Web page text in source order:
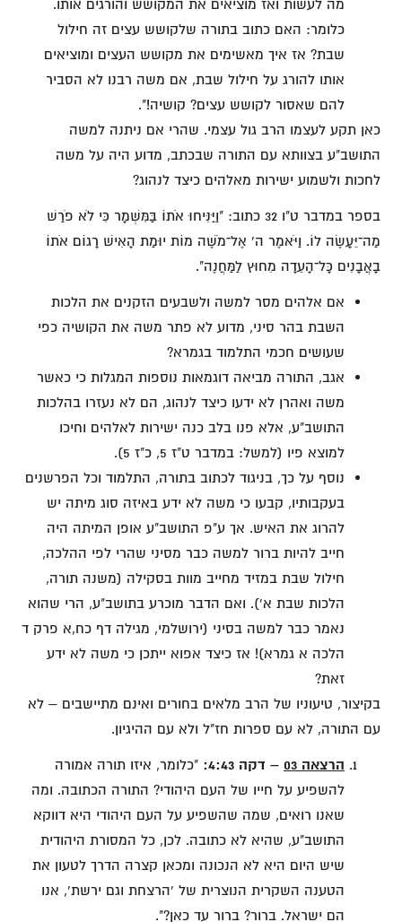
מה לעשות ואז מוציאים את המקושש והורגים אותו.
כלומר: האם כתוב בתורה שלקושש עצים זה חילול
שבת? אז איך מאשימים את מקושש העצים ומוציאים
אותו להורג על חילול שבת, אם משה רבנו לא הסביר
להם שאסור לקושש עצים? קושיה!".
כאן תקע לעצמו הרב גול עצמי. שהרי אם ניתנה למשה
התושב"ע בצוותא עם התורה שבכתב, מדוע היה על משה
לחכות ולשמוע ישירות מאלהים כיצד לנהוג?
בספר במדבר ט"ו 32 כתוב: "וַיַּנִּיחוּ אֹתוֹ בַּמִּשְׁמָר כִּי לֹא פֹרַשׁ
מַה־יֵּעָשֶׂה לוֹ. וַיֹּאמֶר ה' אֶל־מֹשֶׁה מוֹת יוּמַת הָאִישׁ רָגוֹם אֹתוֹ
בָאֲבָנִים כָּל־הָעֵדָה מִחוּץ לַמַּחֲנֶה".
אם אלהים מסר למשה ולשבעים הזקנים את הלכות
השבת בהר סיני, מדוע לא פתר משה את הקושיה כפי
שעושים חכמי התלמוד בגמרא?
אגב, התורה מביאה דוגמאות נוספות המגלות כי כאשר
משה ואהרן לא ידעו כיצד לנהוג, הם לא נעזרו בהלכות
התושב"ע, אלא פנו בלב כנה ישירות לאלהים וחיכו
למוצא פיו (למשל: במדבר ט"ז 5, כ"ז 5).
נוסף על כך, בניגוד לכתוב בתורה, התלמוד וכל הפרשנים
בעקבותיו, קבעו כי משה לא ידע באיזה סוג מיתה יש
להרוג את האיש. אך ע"פ התושב"ע אופן המיתה היה
חייב להיות ברור למשה כבר מסיני שהרי לפי ההלכה,
חילול שבת במזיד מחייב מוות בסקילה (משנה תורה,
הלכות שבת א'). ואם הדבר מוכרע בתושב"ע, הרי שהוא
נאמר כבר למשה בסיני (ירושלמי, מגילה דף כח,א פרק ד
הלכה א גמרא)! אז כיצד אפוא ייתכן כי משה לא ידע
זאת?
בקיצור, טיעוניו של הרב מלאים בחורים ואינם מתיישבים – לא
עם התורה, לא עם ספרות חז"ל ולא עם ההיגיון.
הרצאה 03
– דקה 4:43:
"כלומר, איזו תורה אמורה
להשפיע על חייו של העם היהודי? התורה הכתובה. ומה
שאנו רואים, שמה שהשפיע על העם היהודי היא דווקא
התושב"ע, שהיא לא כתובה. לכן, כל המסורת היהודית
שיש היום היא לא הנכונה ומכאן קצרה הדרך לטעון את
הטענה השקרית הנוצרית של 'הרצחת וגם ירשת', אנו
הם ישראל. ברור? ברור עד כאן?".